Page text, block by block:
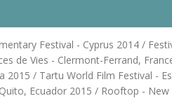
Festival - Cyprus 2014 /
de Vies - Clermont-Ferrand,
/ Tartu World Film Festival -
Ecuador 2015 / Rooftop -